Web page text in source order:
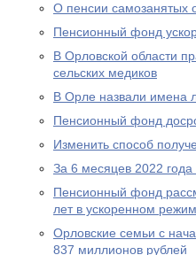
О пенсии самозанятых
Пенсионный фонд
В Орловской области
сельских медиков
В Орле назвали имена
Пенсионный фонд
Изменить способ
За 6 месяцев 2022
Пенсионный фонд
лет в ускоренном
Орловские семьи с
837 миллионов рублей